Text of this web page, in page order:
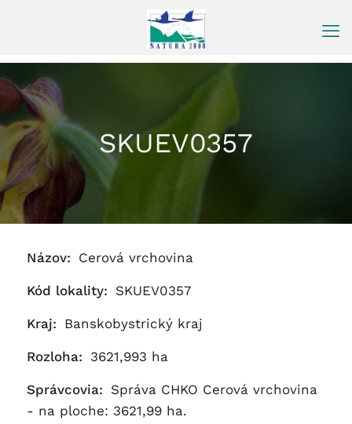
SKUEV0357
Názov: Cerová vrchovina
Kód lokality: SKUEV0357
Kraj: Banskobystrický kraj
Rozloha: 3621,993 ha
Správcovia: Správa CHKO Cerová vrchovina
- na ploche: 3621,99 ha.